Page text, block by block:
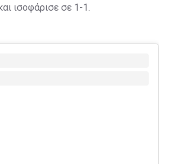
ισοφάρισε σε 1-1.